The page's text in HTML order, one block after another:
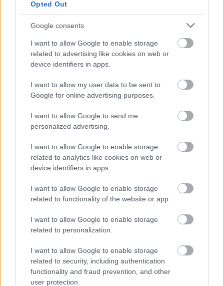
Opted Out
Google consents
I want to allow Google to enable storage
related to advertising like cookies on web or
device identifiers in apps.
I want to allow my user data to be sent to
Google for online advertising purposes.
I want to allow Google to send me
personalized advertising.
I want to allow Google to enable storage
related to analytics like cookies on web or
device identifiers in apps.
I want to allow Google to enable storage
related to functionality of the website or app.
I want to allow Google to enable storage
related to personalization.
I want to allow Google to enable storage
related to security, including authentication
functionality and fraud prevention, and other
user protection.
Ha pedig elég sok kis matricát kiutaltál már
magadnak, talán észre fogod venni azt is, hogy jé,
kevesebb a kétely meg a szorongás, mégse lehetsz
akkora lúzer, mint amekkorának képzelted magad,
ha ennyi mindenre képes voltál, és közben még a
gyerekkel is foglalkoztál álló nap. Jobb már?
Forrás:Etsy.com - Peanut Parade
Címkék:humor anya papír etsy
Ajánlott bejegyzések: